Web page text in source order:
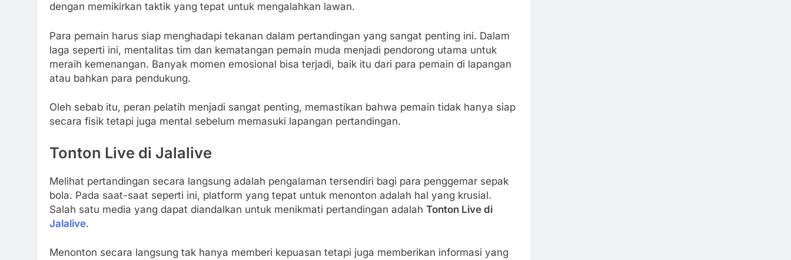
dengan memikirkan taktik yang tepat untuk mengalahkan lawan.
Para pemain harus siap menghadapi tekanan dalam pertandingan yang sangat penting ini. Dalam
laga seperti ini, mentalitas tim dan kematangan pemain muda menjadi pendorong utama untuk
meraih kemenangan. Banyak momen emosional bisa terjadi, baik itu dari para pemain di lapangan
atau bahkan para pendukung.
Oleh sebab itu, peran pelatih menjadi sangat penting, memastikan bahwa pemain tidak hanya siap
secara fisik tetapi juga mental sebelum memasuki lapangan pertandingan.
Tonton Live di Jalalive
Melihat pertandingan secara langsung adalah pengalaman tersendiri bagi para penggemar sepak
bola. Pada saat-saat seperti ini, platform yang tepat untuk menonton adalah hal yang krusial.
Salah satu media yang dapat diandalkan untuk menikmati pertandingan adalah Tonton Live di
Jalalive.
Menonton secara langsung tak hanya memberi kepuasan tetapi juga memberikan informasi yang